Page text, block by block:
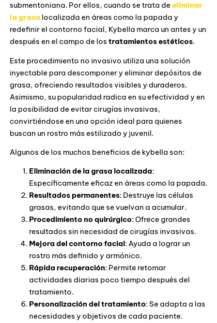
submentoniana. Por ellos, cuando se trata de eliminar
la grasa localizada en áreas como la papada y
redefinir el contorno facial, Kybella marca un antes y un
después en el campo de los tratamientos estéticos.
Este procedimiento no invasivo utiliza una solución
inyectable para descomponer y eliminar depósitos de
grasa, ofreciendo resultados visibles y duraderos.
Asimismo, su popularidad radica en su efectividad y en
la posibilidad de evitar cirugías invasivas,
convirtiéndose en una opción ideal para quienes
buscan un rostro más estilizado y juvenil.
Algunos de los muchos beneficios de kybella son:
Eliminación de la grasa localizada:
Específicamente eficaz en áreas como la papada.
Resultados permanentes: Destruye las células
grasas, evitando que se vuelvan a acumular.
Procedimiento no quirúrgico: Ofrece grandes
resultados sin necesidad de cirugías invasivas.
Mejora del contorno facial: Ayuda a lograr un
rostro más definido y armónico.
Rápida recuperación: Permite retomar
actividades diarias poco tiempo después del
tratamiento.
Personalización del tratamiento: Se adapta a las
necesidades y objetivos de cada paciente.